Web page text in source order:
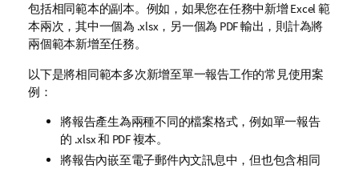
包括相同範本的副本。例如，如果您在任務中新增Excel範
本兩次，其中一個為 .xlsx，另一個為 PDF 輸出，則計為將
兩個範本新增至任務。
以下是將相同範本多次新增至單一報告工作的常見使用案
例：
將報告產生為兩種不同的檔案格式，例如單一報告
的 .xlsx 和 PDF 複本。
將報告內嵌至電子郵件內文訊息中，但也包含相同